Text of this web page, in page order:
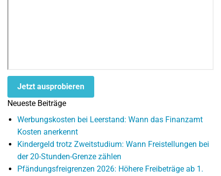
Jetzt ausprobieren
Neueste Beiträge
Werbungskosten bei Leerstand: Wann das Finanzamt
Kosten anerkennt
Kindergeld trotz Zweitstudium: Wann Freistellungen bei
der 20-Stunden-Grenze zählen
Pfändungsfreigrenzen 2026: Höhere Freibeträge ab 1.